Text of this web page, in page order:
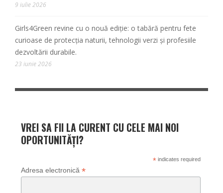
9 iulie 2026
Girls4Green revine cu o nouă ediție: o tabără pentru fete
curioase de protecția naturii, tehnologii verzi și profesiile
dezvoltării durabile.
23 iunie 2026
VREI SA FII LA CURENT CU CELE MAI NOI
OPORTUNITĂȚI?
*indicates required
Adresa electronică *